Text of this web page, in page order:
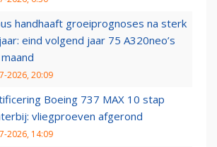
handhaaft groeiprognoses na sterk
eind volgend jaar 75 A320neo’s
2026, 20:09
Boeing 737 MAX 10 stap
vliegproeven afgerond
2026, 14:09